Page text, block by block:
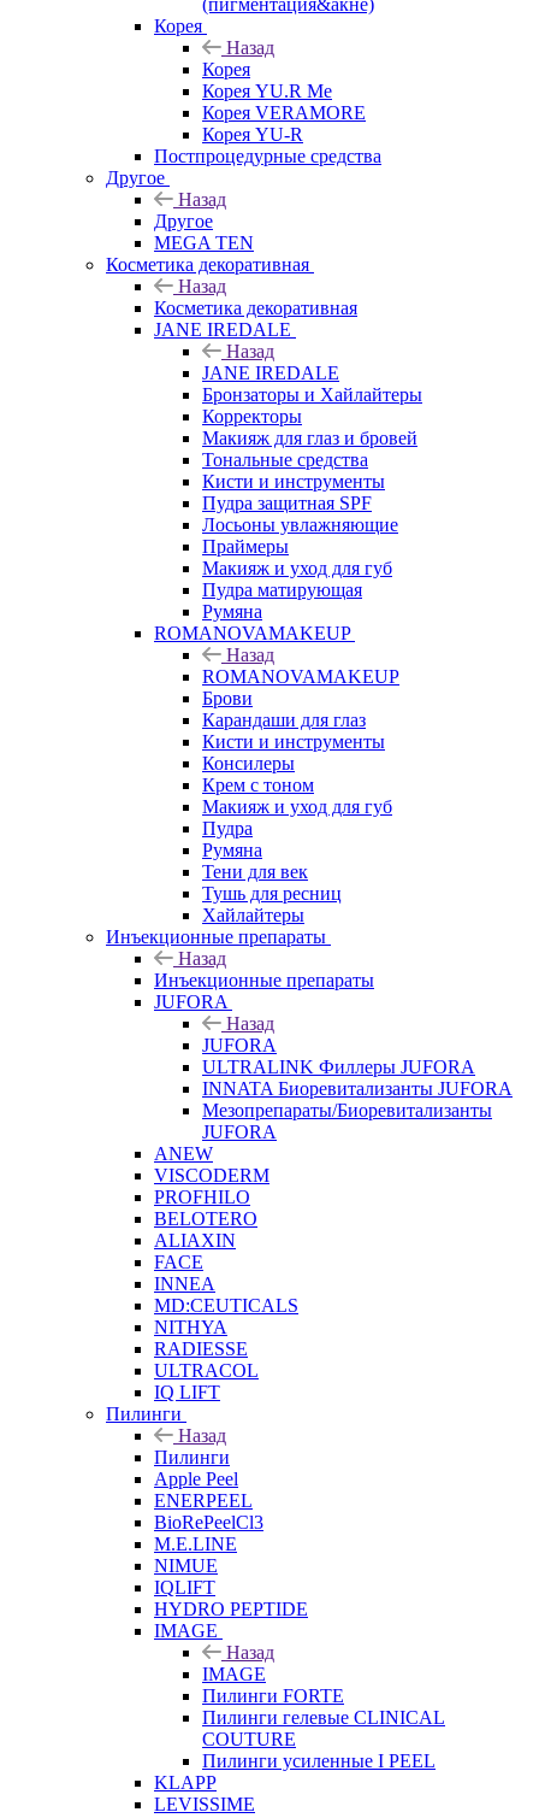
(пигментация&акне)
Корея
Назад
Корея
Корея YU.R Me
Корея VERAMORE
Корея YU-R
Постпроцедурные средства
Другое
Назад
Другое
MEGA TEN
Косметика декоративная
Назад
Косметика декоративная
JANE IREDALE
Назад
JANE IREDALE
Бронзаторы и Хайлайтеры
Корректоры
Макияж для глаз и бровей
Тональные средства
Кисти и инструменты
Пудра защитная SPF
Лосьоны увлажняющие
Праймеры
Макияж и уход для губ
Пудра матирующая
Румяна
ROMANOVAMAKEUP
Назад
ROMANOVAMAKEUP
Брови
Карандаши для глаз
Кисти и инструменты
Консилеры
Крем с тоном
Макияж и уход для губ
Пудра
Румяна
Тени для век
Тушь для ресниц
Хайлайтеры
Инъекционные препараты
Назад
Инъекционные препараты
JUFORA
Назад
JUFORA
ULTRALINK Филлеры JUFORA
INNATA Биоревитализанты JUFORA
Мезопрепараты/Биоревитализанты
JUFORA
ANEW
VISCODERM
PROFHILO
BELOTERO
ALIAXIN
FACE
INNEA
MD:CEUTICALS
NITHYA
RADIESSE
ULTRACOL
IQ LIFT
Пилинги
Назад
Пилинги
Apple Peel
ENERPEEL
BioRePeelCl3
M.E.LINE
NIMUE
IQLIFT
HYDRO PEPTIDE
IMAGE
Назад
IMAGE
Пилинги FORTE
Пилинги гелевые CLINICAL
COUTURE
Пилинги усиленные I PEEL
KLAPP
LEVISSIME